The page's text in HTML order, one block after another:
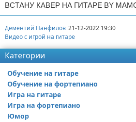
ВСТАНУ КАВЕР НА ГИТАРЕ BY
Дементий Панфилов 21-12-2022 19:30
Видео с игрой на гитаре
Категории
Обучение на гитаре
Видео обучение на гитаре
Обучение на фортепиано
Видео обучение на фортепиано
Игра на гитаре
Видео с игрой на гитаре
Статьи про гитары
Игра на фортепиано
Видео с игрой на фортепиано
Юмор